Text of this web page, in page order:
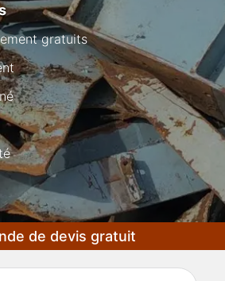
gratuits
de devis gratuit